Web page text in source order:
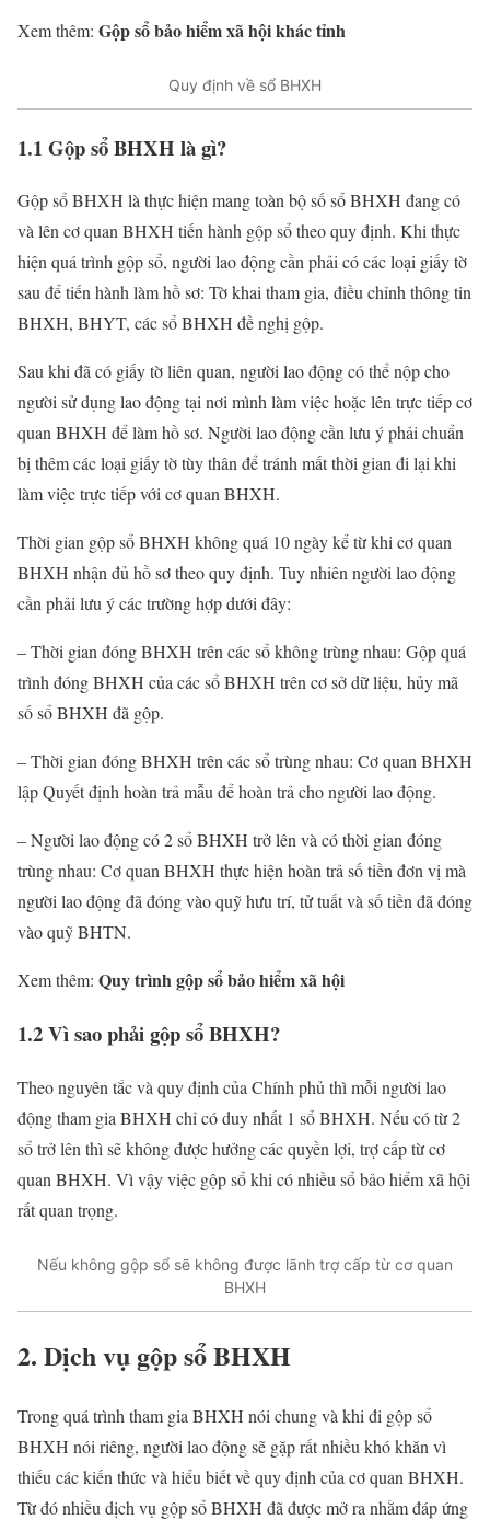
Xem thêm: Gộp sổ bảo hiểm xã hội khác tỉnh
Quy định về sổ BHXH
1.1 Gộp sổ BHXH là gì?
Gộp sổ BHXH là thực hiện mang toàn bộ số sổ BHXH đang có
và lên cơ quan BHXH tiến hành gộp sổ theo quy định. Khi thực
hiện quá trình gộp sổ, người lao động cần phải có các loại giấy tờ
sau để tiến hành làm hồ sơ: Tờ khai tham gia, điều chỉnh thông tin
BHXH, BHYT, các sổ BHXH đề nghị gộp.
Sau khi đã có giấy tờ liên quan, người lao động có thể nộp cho
người sử dụng lao động tại nơi mình làm việc hoặc lên trực tiếp cơ
quan BHXH để làm hồ sơ. Người lao động cần lưu ý phải chuẩn
bị thêm các loại giấy tờ tùy thân để tránh mất thời gian đi lại khi
làm việc trực tiếp với cơ quan BHXH.
Thời gian gộp sổ BHXH không quá 10 ngày kể từ khi cơ quan
BHXH nhận đủ hồ sơ theo quy định. Tuy nhiên người lao động
cần phải lưu ý các trường hợp dưới đây:
– Thời gian đóng BHXH trên các sổ không trùng nhau: Gộp quá
trình đóng BHXH của các sổ BHXH trên cơ sở dữ liệu, hủy mã
số sổ BHXH đã gộp.
– Thời gian đóng BHXH trên các sổ trùng nhau: Cơ quan BHXH
lập Quyết định hoàn trả mẫu để hoàn trả cho người lao động.
– Người lao động có 2 sổ BHXH trở lên và có thời gian đóng
trùng nhau: Cơ quan BHXH thực hiện hoàn trả số tiền đơn vị mà
người lao động đã đóng vào quỹ hưu trí, tử tuất và số tiền đã đóng
vào quỹ BHTN.
Xem thêm: Quy trình gộp sổ bảo hiểm xã hội
1.2 Vì sao phải gộp sổ BHXH?
Theo nguyên tắc và quy định của Chính phủ thì mỗi người lao
động tham gia BHXH chỉ có duy nhất 1 sổ BHXH. Nếu có từ 2
sổ trở lên thì sẽ không được hưởng các quyền lợi, trợ cấp từ cơ
quan BHXH. Vì vậy việc gộp sổ khi có nhiều sổ bảo hiểm xã hội
rất quan trọng.
Nếu không gộp sổ sẽ không được lãnh trợ cấp từ cơ quan
BHXH
2. Dịch vụ gộp sổ BHXH
Trong quá trình tham gia BHXH nói chung và khi đi gộp sổ
BHXH nói riêng, người lao động sẽ gặp rất nhiều khó khăn vì
thiếu các kiến thức và hiểu biết về quy định của cơ quan BHXH.
Từ đó nhiều dịch vụ gộp sổ BHXH đã được mở ra nhằm đáp ứng